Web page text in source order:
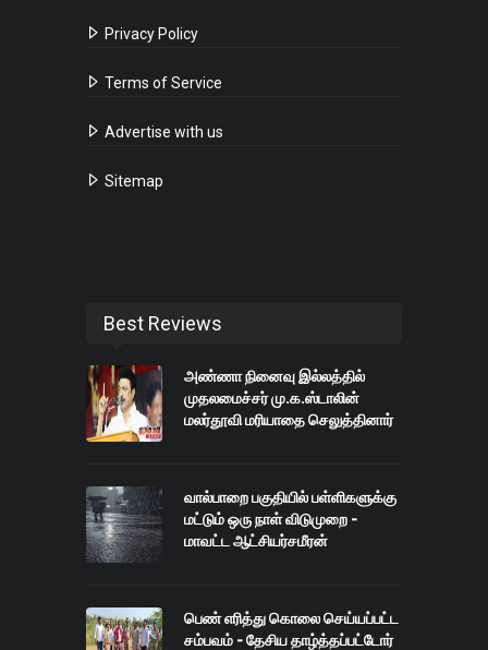
Privacy Policy
Terms of Service
Advertise with us
Sitemap
Best Reviews
அண்ணா நினைவு இல்லத்தில்
முதலமைச்சர் மு.க.ஸ்டாலின்
மலர்தூவி மரியாதை செலுத்தினார்
வால்பாறை பகுதியில் பள்ளிகளுக்கு
மட்டும் ஒரு நாள் விடுமுறை -
மாவட்ட ஆட்சியர்சமீரன்
பெண் எரித்து கொலை செய்யப்பட்ட
சம்பவம் - தேசிய தாழ்த்தப்பட்டோர்